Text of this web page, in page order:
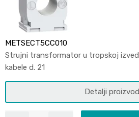
METSECT5CC010
Strujni transformator u tropskoj
kabele d. 21
Detalji